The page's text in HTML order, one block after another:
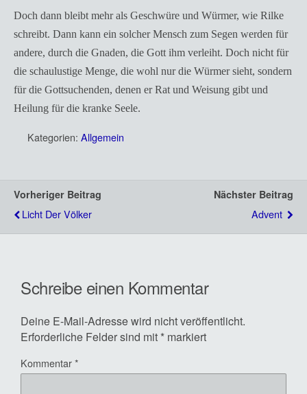
Doch dann bleibt mehr als Geschwüre und Würmer, wie Rilke
schreibt. Dann kann ein solcher Mensch zum Segen werden für
andere, durch die Gnaden, die Gott ihm verleiht. Doch nicht für
die schaulustige Menge, die wohl nur die Würmer sieht, sondern
für die Gottsuchenden, denen er Rat und Weisung gibt und
Heilung für die kranke Seele.
Kategorien: Allgemein
Vorheriger Beitrag
Licht Der Völker
Nächster Beitrag
Advent
Schreibe einen Kommentar
Deine E-Mail-Adresse wird nicht veröffentlicht.
Erforderliche Felder sind mit * markiert
Kommentar*